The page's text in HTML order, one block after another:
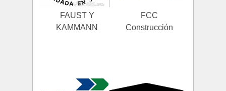
FAUST Y
KAMMANN
FCC
Construcción